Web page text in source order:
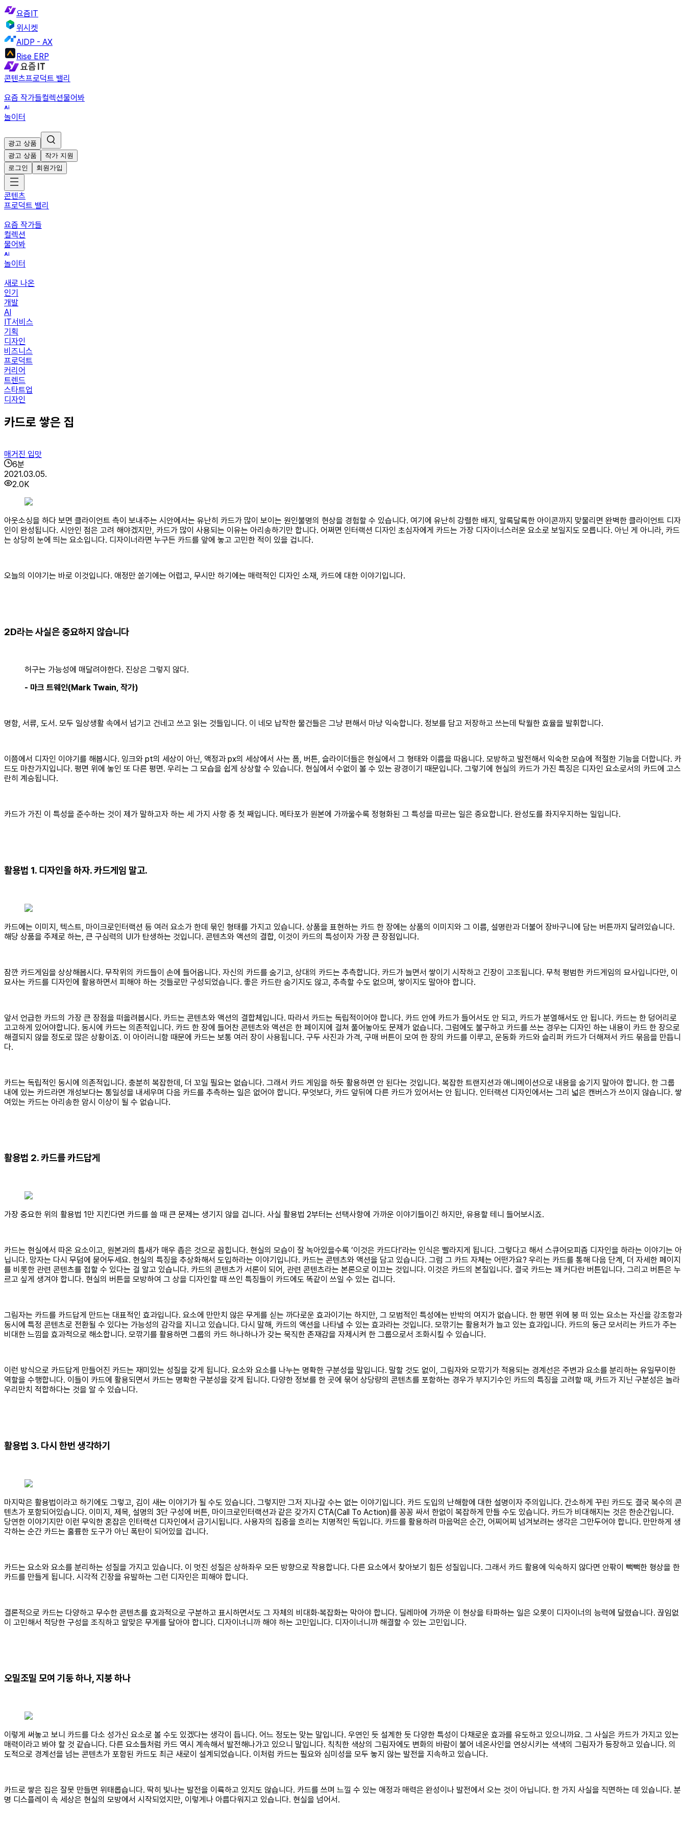
요즘IT
위시켓
AIDP - AX
Rise ERP
콘텐츠프로덕트 밸리
요즘 작가들컬렉션물어봐
놀이터
광고 상품
광고 상품
작가 지원
로그인
회원가입
콘텐츠
프로덕트 밸리
요즘 작가들
컬렉션
물어봐
놀이터
새로 나온
인기
개발
AI
IT서비스
기획
디자인
비즈니스
프로덕트
커리어
트렌드
스타트업
디자인
카드로 쌓은 집
매거진 입맛
6분
2021.03.05.
2.0K
아웃소싱을 하다 보면 클라이언트 측이 보내주는 시안에서는 유난히 카드가 많이 보이는 원인불명의 현상을 경험할 수 있습니다. 여기에 유난히 강렬한 배지, 알록달록한 아이콘까지 맞물리면 완벽한 클라이언트 디자
인이 완성됩니다. 시안인 점은 고려 해야겠지만, 카드가 많이 사용되는 이유는 아리송하기만 합니다. 어쩌면 인터랙션 디자인 초심자에게 카드는 가장 디자이너스러운 요소로 보일지도 모릅니다. 아닌 게 아니라, 카드
는 상당히 눈에 띄는 요소입니다. 디자이너라면 누구든 카드를 앞에 놓고 고민한 적이 있을 겁니다.
오늘의 이야기는 바로 이것입니다. 애정만 쏟기에는 어렵고, 무시만 하기에는 매력적인 디자인 소재, 카드에 대한 이야기입니다.
2D라는 사실은 중요하지 않습니다
허구는 가능성에 매달려야한다. 진상은 그렇지 않다.
- 마크 트웨인(Mark Twain, 작가)
명함, 서류, 도서. 모두 일상생활 속에서 넘기고 건네고 쓰고 읽는 것들입니다. 이 네모 납작한 물건들은 그냥 편해서 마냥 익숙합니다. 정보를 담고 저장하고 쓰는데 탁월한 효율을 발휘합니다.
이쯤에서 디자인 이야기를 해봅시다. 잉크와 pt의 세상이 아닌, 액정과 px의 세상에서 사는 폼, 버튼, 슬라이더들은 현실에서 그 형태와 이름을 따옵니다. 모방하고 발전해서 익숙한 모습에 적절한 기능을 더합니다. 카
드도 마찬가지입니다. 평면 위에 놓인 또 다른 평면. 우리는 그 모습을 쉽게 상상할 수 있습니다. 현실에서 수없이 볼 수 있는 광경이기 때문입니다. 그렇기에 현실의 카드가 가진 특징은 디자인 요소로서의 카드에 고스
란히 계승됩니다.
카드가 가진 이 특성을 준수하는 것이 제가 말하고자 하는 세 가지 사항 중 첫 째입니다. 메타포가 원본에 가까울수록 정형화된 그 특성을 따르는 일은 중요합니다. 완성도를 좌지우지하는 일입니다.
활용법 1. 디자인을 하자. 카드게임 말고.
카드에는 이미지, 텍스트, 마이크로인터랙션 등 여러 요소가 한데 묶인 형태를 가지고 있습니다. 상품을 표현하는 카드 한 장에는 상품의 이미지와 그 이름, 설명란과 더불어 장바구니에 담는 버튼까지 달려있습니다.
해당 상품을 주제로 하는, 큰 구심력의 UI가 탄생하는 것입니다. 콘텐츠와 액션의 결합, 이것이 카드의 특성이자 가장 큰 장점입니다.
잠깐 카드게임을 상상해봅시다. 무작위의 카드들이 손에 들어옵니다. 자신의 카드를 숨기고, 상대의 카드는 추측합니다. 카드가 늘면서 쌓이기 시작하고 긴장이 고조됩니다. 무척 평범한 카드게임의 묘사입니다만, 이
묘사는 카드를 디자인에 활용하면서 피해야 하는 것들로만 구성되었습니다. 좋은 카드란 숨기지도 않고, 추측할 수도 없으며, 쌓이지도 말아야 합니다.
앞서 언급한 카드의 가장 큰 장점을 떠올려봅시다. 카드는 콘텐츠와 액션의 결합체입니다. 따라서 카드는 독립적이어야 합니다. 카드 안에 카드가 들어서도 안 되고, 카드가 분열해서도 안 됩니다. 카드는 한 덩어리로
고고하게 있어야합니다. 동시에 카드는 의존적입니다. 카드 한 장에 들어찬 콘텐츠와 액션은 한 페이지에 걸쳐 풀어놓아도 문제가 없습니다. 그럼에도 불구하고 카드를 쓰는 경우는 디자인 하는 내용이 카드 한 장으로
해결되지 않을 정도로 많은 상황이죠. 이 아이러니함 때문에 카드는 보통 여러 장이 사용됩니다. 구두 사진과 가격, 구매 버튼이 모여 한 장의 카드를 이루고, 운동화 카드와 슬리퍼 카드가 더해져서 카드 묶음을 만듭니
다.
카드는 독립적인 동시에 의존적입니다. 충분히 복잡한데, 더 꼬일 필요는 없습니다. 그래서 카드 게임을 하듯 활용하면 안 된다는 것입니다. 복잡한 트랜지션과 애니메이션으로 내용을 숨기지 말아야 합니다. 한 그룹
내에 있는 카드라면 개성보다는 통일성을 내세우며 다음 카드를 추측하는 일은 없어야 합니다. 무엇보다, 카드 앞뒤에 다른 카드가 있어서는 안 됩니다. 인터랙션 디자인에서는 그리 넓은 캔버스가 쓰이지 않습니다. 쌓
여있는 카드는 아리송한 암시 이상이 될 수 없습니다.
활용법 2. 카드를 카드답게
가장 중요한 위의 활용법 1만 지킨다면 카드를 쓸 때 큰 문제는 생기지 않을 겁니다. 사실 활용법 2부터는 선택사항에 가까운 이야기들이긴 하지만, 유용할 테니 들어보시죠.
카드는 현실에서 따온 요소이고, 원본과의 틈새가 매우 좁은 것으로 꼽힙니다. 현실의 모습이 잘 녹아있을수록 ‘이것은 카드다!’라는 인식은 빨라지게 됩니다. 그렇다고 해서 스큐어모피즘 디자인을 하라는 이야기는 아
닙니다. 망자는 다시 무덤에 묻어두세요. 현실의 특징을 추상화해서 도입하라는 이야기입니다. 카드는 콘텐츠와 액션을 담고 있습니다. 그럼 그 카드 자체는 어떤가요? 우리는 카드를 통해 다음 단계, 더 자세한 페이지
를 비롯한 관련 콘텐츠를 접할 수 있다는 걸 알고 있습니다. 카드의 콘텐츠가 서론이 되어, 관련 콘텐츠라는 본론으로 이끄는 것입니다. 이것은 카드의 본질입니다. 결국 카드는 꽤 커다란 버튼입니다. 그리고 버튼은 누
르고 싶게 생겨야 합니다. 현실의 버튼을 모방하여 그 상을 디자인할 때 쓰인 특징들이 카드에도 똑같이 쓰일 수 있는 겁니다.
그림자는 카드를 카드답게 만드는 대표적인 효과입니다. 요소에 만만치 않은 무게를 싣는 까다로운 효과이기는 하지만, 그 모범적인 특성에는 반박의 여지가 없습니다. 한 평면 위에 붕 떠 있는 요소는 자신을 강조함과
동시에 특정 콘텐츠로 전환될 수 있다는 가능성의 감각을 지니고 있습니다. 다시 말해, 카드의 액션을 나타낼 수 있는 효과라는 것입니다. 모깎기는 활용처가 늘고 있는 효과입니다. 카드의 둥근 모서리는 카드가 주는
비대한 느낌을 효과적으로 해소합니다. 모깎기를 활용하면 그룹의 카드 하나하나가 갖는 묵직한 존재감을 자제시켜 한 그룹으로서 조화시킬 수 있습니다.
이런 방식으로 카드답게 만들어진 카드는 재미있는 성질을 갖게 됩니다. 요소와 요소를 나누는 명확한 구분성을 말입니다. 말할 것도 없이, 그림자와 모깎기가 적용되는 경계선은 주변과 요소를 분리하는 유일무이한
역할을 수행합니다. 이들이 카드에 활용되면서 카드는 명확한 구분성을 갖게 됩니다. 다양한 정보를 한 곳에 묶어 상당량의 콘텐츠를 포함하는 경우가 부지기수인 카드의 특징을 고려할 때, 카드가 지닌 구분성은 놀라
우리만치 적합하다는 것을 알 수 있습니다.
활용법 3. 다시 한번 생각하기
마지막은 활용법이라고 하기에도 그렇고, 김이 새는 이야기가 될 수도 있습니다. 그렇지만 그저 지나갈 수는 없는 이야기입니다. 카드 도입의 난해함에 대한 설명이자 주의입니다. 간소하게 꾸린 카드도 결국 복수의 콘
텐츠가 포함되어있습니다. 이미지, 제목, 설명의 3단 구성에 버튼, 마이크로인터랙션과 같은 갖가지 CTA(Call To Action)를 꽁꽁 싸서 한없이 복잡하게 만들 수도 있습니다. 카드가 비대해지는 것은 한순간입니다.
당연한 이야기지만 이런 무익한 혼잡은 인터랙션 디자인에서 금기시됩니다. 사용자의 집중을 흐리는 치명적인 독입니다. 카드를 활용하려 마음먹은 순간, 어찌어찌 넘겨보려는 생각은 그만두어야 합니다. 만만하게 생
각하는 순간 카드는 훌륭한 도구가 아닌 폭탄이 되어있을 겁니다.
카드는 요소와 요소를 분리하는 성질을 가지고 있습니다. 이 멋진 성질은 상하좌우 모든 방향으로 작용합니다. 다른 요소에서 찾아보기 힘든 성질입니다. 그래서 카드 활용에 익숙하지 않다면 안팎이 빽빽한 형상을 한
카드를 만들게 됩니다. 시각적 긴장을 유발하는 그런 디자인은 피해야 합니다.
결론적으로 카드는 다양하고 무수한 콘텐츠를 효과적으로 구분하고 표시하면서도 그 자체의 비대화·복잡화는 막아야 합니다. 딜레마에 가까운 이 현상을 타파하는 일은 오롯이 디자이너의 능력에 달렸습니다. 끊임없
이 고민해서 적당한 구성을 조직하고 알맞은 무게를 달아야 합니다. 디자이너니까 해야 하는 고민입니다. 디자이너니까 해결할 수 있는 고민입니다.
오밀조밀 모여 기둥 하나, 지붕 하나
이렇게 써놓고 보니 카드를 다소 성가신 요소로 볼 수도 있겠다는 생각이 듭니다. 어느 정도는 맞는 말입니다. 우연인 듯 설계한 듯 다양한 특성이 다채로운 효과를 유도하고 있으니까요. 그 사실은 카드가 가지고 있는
매력이라고 봐야 할 것 같습니다. 다른 요소들처럼 카드 역시 계속해서 발전해나가고 있으니 말입니다. 칙칙한 색상의 그림자에도 변화의 바람이 불어 네온사인을 연상시키는 색색의 그림자가 등장하고 있습니다. 의
도적으로 경계선을 넘는 콘텐츠가 포함된 카드도 최근 새로이 설계되었습니다. 이처럼 카드는 필요와 심미성을 모두 놓지 않는 발전을 지속하고 있습니다.
카드로 쌓은 집은 잘못 만들면 위태롭습니다. 딱히 빛나는 발전을 이륙하고 있지도 않습니다. 카드를 쓰며 느낄 수 있는 애정과 매력은 완성이나 발전에서 오는 것이 아닙니다. 한 가지 사실을 직면하는 데 있습니다. 분
명 디스플레이 속 세상은 현실의 모방에서 시작되었지만, 이렇게나 아름다워지고 있습니다. 현실을 넘어서.